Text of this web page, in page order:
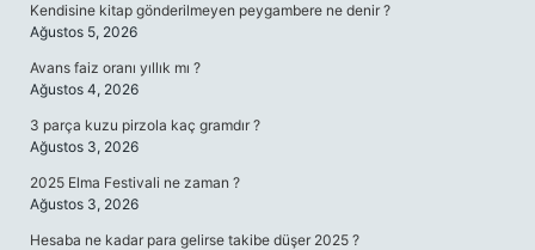
Kendisine kitap gönderilmeyen peygambere ne denir ?
Ağustos 5, 2026
Avans faiz oranı yıllık mı ?
Ağustos 4, 2026
3 parça kuzu pirzola kaç gramdır ?
Ağustos 3, 2026
2025 Elma Festivali ne zaman ?
Ağustos 3, 2026
Hesaba ne kadar para gelirse takibe düşer 2025 ?